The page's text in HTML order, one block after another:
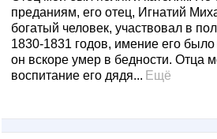
преданиям, его отец, Игнатий
богатый человек, участвовал в
1830-1831 годов, имение его
он вскоре умер в бедности. Отца
воспитание его дядя... Ещё